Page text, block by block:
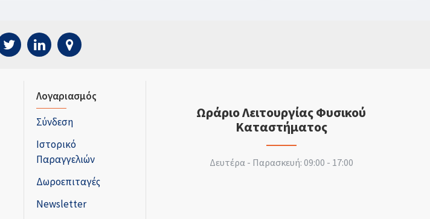
Λογαριασμός
Σύνδεση
Ιστορικό
Παραγγελιών
Δωροεπιταγές
Newsletter
Ωράριο Λειτουργίας Φυσικού
Καταστήματος
Δευτέρα - Παρασκευή: 09:00 - 17:00